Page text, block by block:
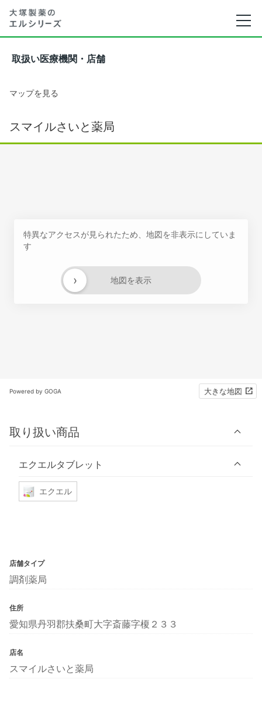
取扱い医療機関・店舗
マップを見る
スマイルさいと薬局
特異なアクセスが見られたため、地図を非表示にしていま
す
地図を表示
›
Powered by GOGA 大きな地図
取り扱い商品
エクエルタブレット
エクエル
店舗タイプ
調剤薬局
住所
愛知県丹羽郡扶桑町大字斎藤字榎２３３
店名
スマイルさいと薬局